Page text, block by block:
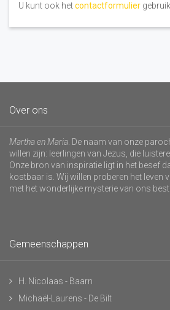
U kunt ook hetcontactformulier
Over ons
Martha en Maria . De naam van onze
willen zijn: leerlingen van Jezus, die
Onze bron van inspiratie ligt in het besef
kostbaar is. Wij willen proberen het leven
met het wonderlijke mysterie van ons
Gemeenschappen
H. Nicolaas - Baarn
Michaël-Laurens - De Bilt